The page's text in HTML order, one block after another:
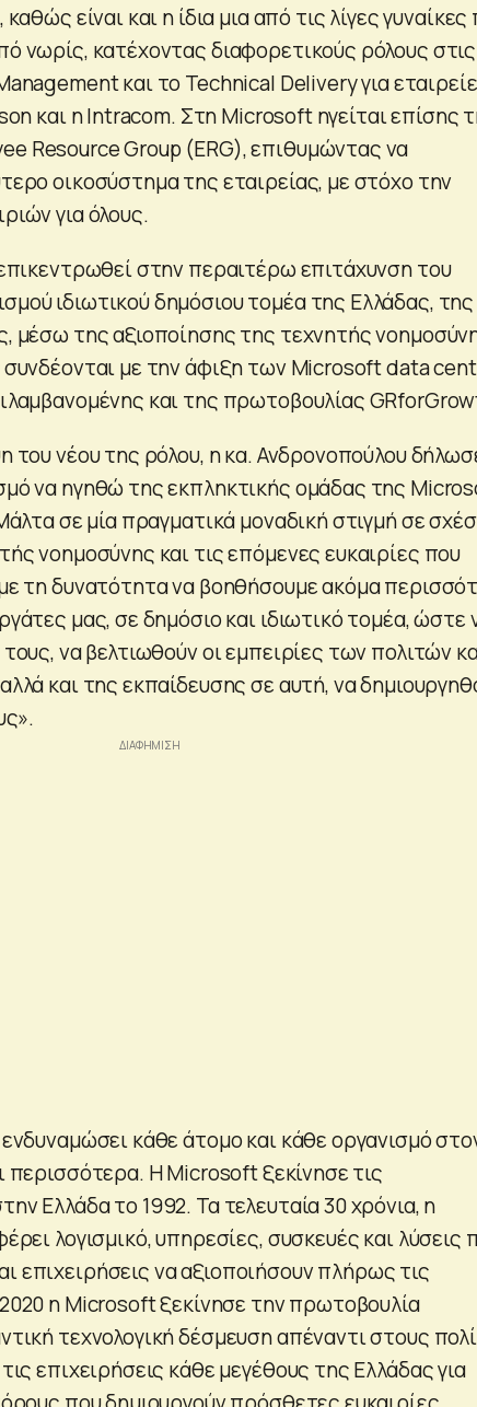
είναι και η ίδια μια από τις λίγες
νωρίς, κατέχοντας διαφορετικούς ρόλους στις
και το Technical Delivery για
και η Intracom. Στη Microsoft ηγείται επίσης
Resource Group (ERG), επιθυμώντας να
οικοσύστημα της εταιρείας, με στόχο την
για όλους.
στην περαιτέρω επιτάχυνση του
ιδιωτικού δημόσιου τομέα της Ελλάδας, της
μέσω της αξιοποίησης της τεχνητής
συνδέονται με την άφιξη των Microsoft data
και της πρωτοβουλίας
του νέου της ρόλου, η κα. Ανδρονοπούλου
να ηγηθώ της εκπληκτικής ομάδας της
σε μία πραγματικά μοναδική στιγμή σε
νοημοσύνης και τις επόμενες ευκαιρίες που
τη δυνατότητα να βοηθήσουμε ακόμα
μας, σε δημόσιο και ιδιωτικό τομέα, ώστε
να βελτιωθούν οι εμπειρίες των πολιτών
και της εκπαίδευσης σε αυτή, να
κάθε άτομο και κάθε οργανισμό
περισσότερα. Η Microsoft ξεκίνησε τις
Ελλάδα το 1992. Τα τελευταία 30 χρόνια, η
λογισμικό, υπηρεσίες, συσκευές και λύσεις
επιχειρήσεις να αξιοποιήσουν πλήρως τις
η Microsoft ξεκίνησε την πρωτοβουλία
τεχνολογική δέσμευση απέναντι στους
επιχειρήσεις κάθε μεγέθους της Ελλάδας για